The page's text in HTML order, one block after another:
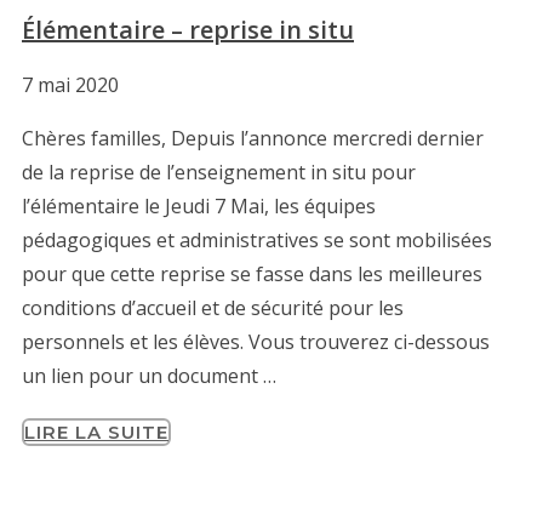
Élémentaire – reprise in situ
7 mai 2020
Chères familles, Depuis l’annonce mercredi dernier
de la reprise de l’enseignement in situ pour
l’élémentaire le Jeudi 7 Mai, les équipes
pédagogiques et administratives se sont mobilisées
pour que cette reprise se fasse dans les meilleures
conditions d’accueil et de sécurité pour les
personnels et les élèves. Vous trouverez ci-dessous
un lien pour un document …
LIRE LA SUITE